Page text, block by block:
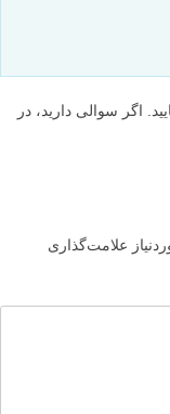
اگر سوالی دارید، در
علامت‌گذاری